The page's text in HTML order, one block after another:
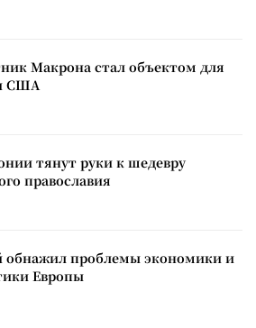
Макрона стал объектом для
США
тянут руки к шедевру
православия
обнажил проблемы экономики и
Европы